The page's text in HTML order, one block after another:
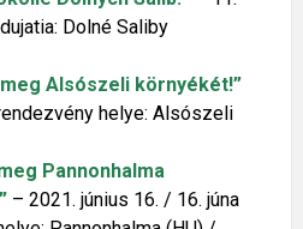
Dolné Saliby
meg Alsószeli környékét!”
helye: Alsószeli
Pannonhalma
– 2021. június 16. / 16. júna